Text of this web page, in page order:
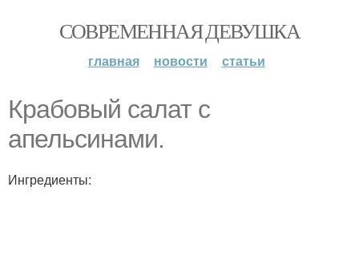
СОВРЕМЕННАЯ ДЕВУШКА
главная новости статьи
Крабовый салат с
апельсинами.
Ингредиенты: